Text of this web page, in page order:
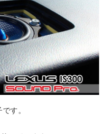
す。